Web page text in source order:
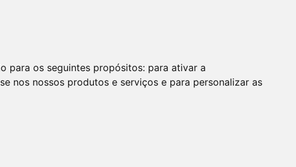
para os seguintes propósitos: para ativar a
nos nossos produtos e serviços e para personalizar as